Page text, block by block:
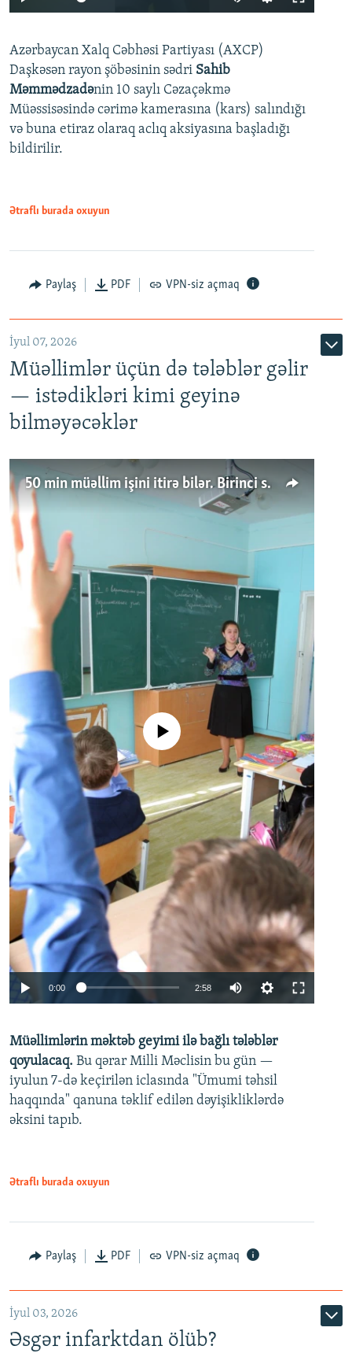
Auto 240p 360p
720p 1080p
360p
720p
1080p
Azərbaycan Xalq Cəbhəsi Partiyası (AXCP)
Daşkəsən rayon şöbəsinin sədri Sahib
Məmmədzadənin 10 saylı Cəzaçəkmə
Müəssisəsində cərimə kamerasına (kars) salındığı
və buna etiraz olaraq aclıq aksiyasına başladığı
bildirilir.
Ətraflı burada oxuyun
Paylaş PDF VPN-siz açmaq
İyul 07, 2026
Müəllimlər üçün də tələblər gəlir
— istədikləri kimi geyinə
bilməyəcəklər
50 min müəllim işini itirə bilər. Birinci sinfə gedənlər azalır
Auto 240p 360p 480p
720p 1080p
No media source currently available
0:00 2:58
360p
480p
720p
Müəllimlərin məktəb geyimi ilə bağlı tələblər
qoyulacaq. Bu qərar Milli Məclisin bu gün —
iyulun 7-də keçirilən iclasında "Ümumi təhsil
haqqında" qanuna təklif edilən dəyişikliklərdə
əksini tapıb.
Ətraflı burada oxuyun
Paylaş PDF VPN-siz açmaq
İyul 03, 2026
Əsgər infarktdan ölüb?